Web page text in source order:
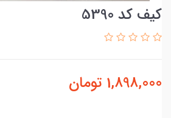
کیف کد 5390
1,898,000 تومان